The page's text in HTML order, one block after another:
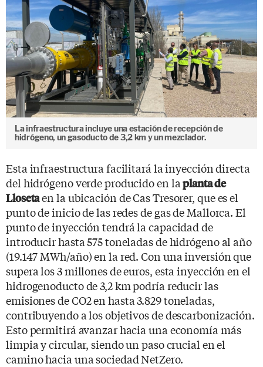
La infraestructura incluye una estación de recepción de
hidrógeno, un gasoducto de 3,2 km y un mezclador.
Esta infraestructura facilitará la inyección directa
del hidrógeno verde producido en laplanta de
Llosetaen la ubicación de Cas Tresorer, que es el
punto de inicio de las redes de gas de Mallorca. El
punto de inyección tendrá la capacidad de
introducir hasta 575 toneladas de hidrógeno al año
(19.147 MWh/año) en la red. Con una inversión que
supera los 3 millones de euros, esta inyección en el
hidrogenoducto de 3,2 km podría reducir las
emisiones de CO2 en hasta 3.829 toneladas,
contribuyendo a los objetivos de descarbonización.
Esto permitirá avanzar hacia una economía más
limpia y circular, siendo un paso crucial en el
camino hacia una sociedad NetZero.